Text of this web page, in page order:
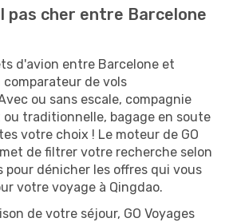
pas cher entre Barcelone
d'avion entre Barcelone et
comparateur de vols
ou sans escale, compagnie
ou traditionnelle, bagage en soute
votre choix ! Le moteur de GO
de filtrer votre recherche selon
dénicher les offres qui vous
votre voyage à Qingdao.
de votre séjour, GO Voyages